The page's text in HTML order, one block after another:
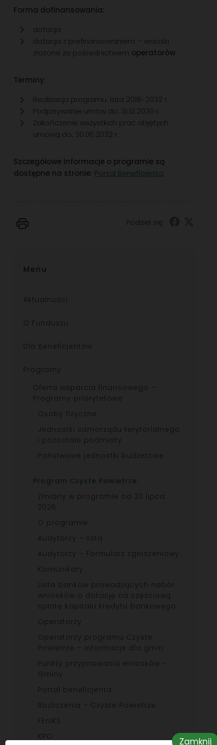
Forma dofinansowania:
dotacja
dotacja z prefinansowaniem – wnioski
złożone za pośrednictwem operatorów
Terminy:
Realizacja programu: lata 2018-2032 r.
Podpisywanie umów do: 31.12.2030 r.
Zakończenie wszystkich prac objętych
umową do: 30.06.2032 r.
Szczegółowe informacje o programie są
dostępne na stronie: Portal Beneficjenta
Podziel się
Menu
Aktualności
O Funduszu
Dla Beneficjentów
Programy
Oferta wsparcia finansowego –
Programy priorytetowe
Osoby fizyczne
Jednostki samorządu terytorialnego
i pozostałe podmioty
Państwowe jednostki budżetowe
Program Czyste Powietrze
Zmiany w programie od 20 lipca
2026
O programie
Audytorzy – lista
Audytorzy – Formularz zgłoszeniowy
Komunikaty
Lista banków prowadzących nabór
wniosków o dotację na częściową
spłatę kapitału kredytu bankowego
Operatorzy
Operatorzy programu Czyste
Powietrze – informacje dla gmin
Punkty przyjmowania wniosków –
Gminy
Portal beneficjenta
Rozliczenia – Czyste Powietrze
FEnIKS
KPO
Zamknij